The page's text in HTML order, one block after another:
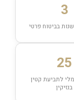
3
בביטוח פרטי
25
לתביעת קטין
בנזיקין